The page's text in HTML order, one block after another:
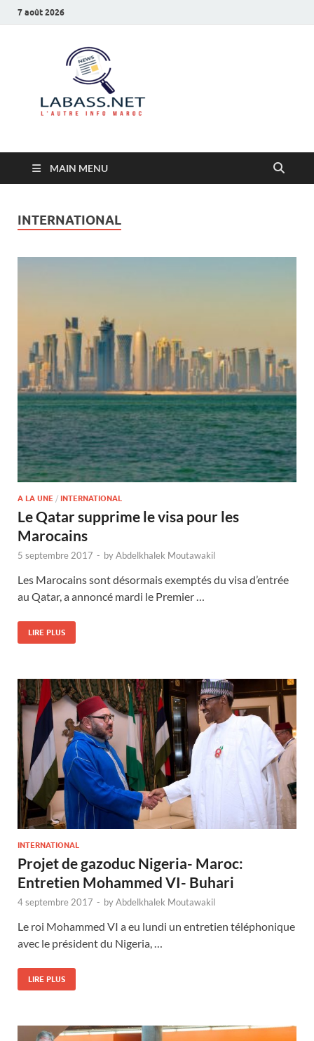
7 août 2026
MAIN MENU
INTERNATIONAL
A LA UNE / INTERNATIONAL
Le Qatar supprime le visa pour les
Marocains
5 septembre 2017 - byAbdelkhalek Moutawakil
Les Marocains sont désormais exemptés du visa d’entrée
au Qatar, a annoncé mardi le Premier …
LIRE PLUS
INTERNATIONAL
Projet de gazoduc Nigeria- Maroc:
Entretien Mohammed VI- Buhari
4 septembre 2017 - byAbdelkhalek Moutawakil
Le roi Mohammed VI a eu lundi un entretien téléphonique
avec le président du Nigeria, …
LIRE PLUS